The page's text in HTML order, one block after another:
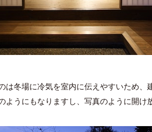
は冬場に冷気を室内に伝えやすいため、
ようにもなりますし、写真のように開け